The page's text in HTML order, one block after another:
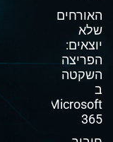
האורחים
שלא
יוצאים:
הפריצה
השקטה
ב
Microsoft
365